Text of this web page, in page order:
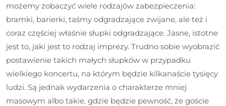
możemy zobaczyć wiele rodzajów zabezpieczenia:
bramki, barierki, taśmy odgradzające zwijane, ale też i
coraz częściej właśnie słupki odgradzające. Jasne, istotne
jest to, jaki jest to rodzaj imprezy. Trudno sobie wyobrazić
postawienie takich małych słupków w przypadku
wielkiego koncertu, na którym będzie kilkanaście tysięcy
ludzi. Są jednak wydarzenia o charakterze mniej
masowym albo takie, gdzie będzie pewność, że goście